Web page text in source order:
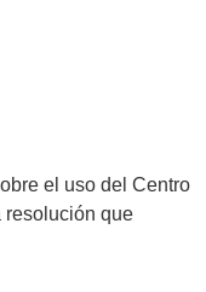
el uso del Centro
resolución que